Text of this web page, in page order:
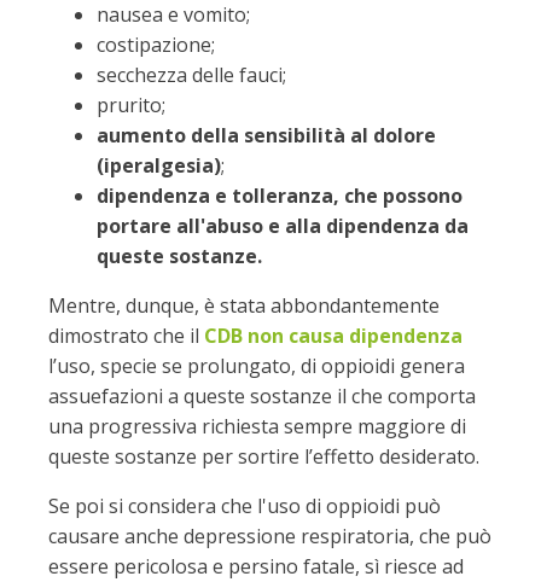
nausea e vomito;
costipazione;
secchezza delle fauci;
prurito;
aumento della sensibilità al dolore
(iperalgesia);
dipendenza e tolleranza, che possono
portare all'abuso e alla dipendenza da
queste sostanze.
Mentre, dunque, è stata abbondantemente
dimostrato che il CDB non causa dipendenza
l’uso, specie se prolungato, di oppioidi genera
assuefazioni a queste sostanze il che comporta
una progressiva richiesta sempre maggiore di
queste sostanze per sortire l’effetto desiderato.
Se poi si considera che l'uso di oppioidi può
causare anche depressione respiratoria, che può
essere pericolosa e persino fatale, sì riesce ad